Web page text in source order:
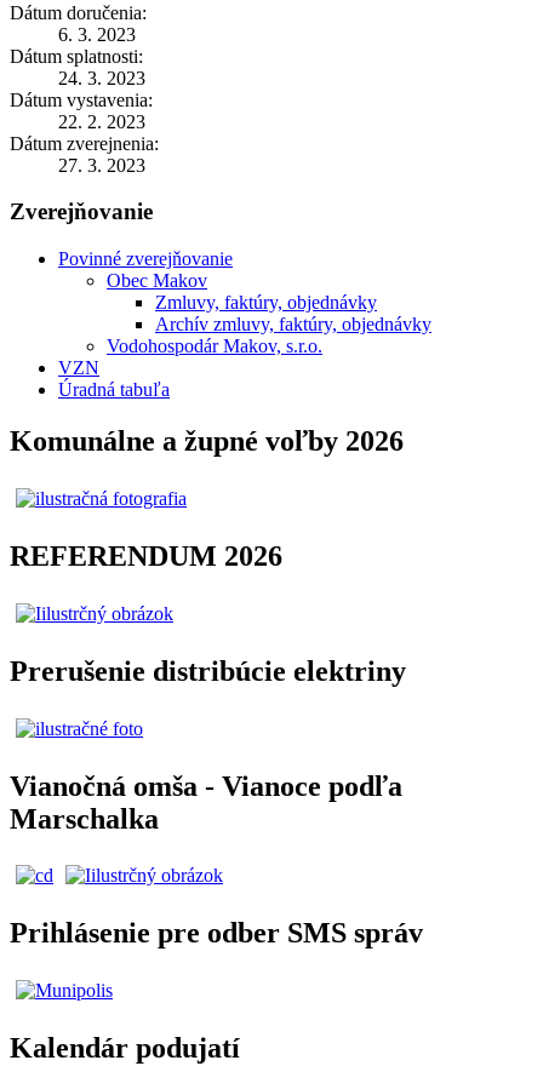
Dátum doručenia:
6. 3. 2023
Dátum splatnosti:
24. 3. 2023
Dátum vystavenia:
22. 2. 2023
Dátum zverejnenia:
27. 3. 2023
Zverejňovanie
Povinné zverejňovanie
Obec Makov
Zmluvy, faktúry, objednávky
Archív zmluvy, faktúry, objednávky
Vodohospodár Makov, s.r.o.
VZN
Úradná tabuľa
Komunálne a župné voľby 2026
REFERENDUM 2026
Prerušenie distribúcie elektriny
Vianočná omša - Vianoce podľa
Marschalka
Prihlásenie pre odber SMS správ
Kalendár podujatí